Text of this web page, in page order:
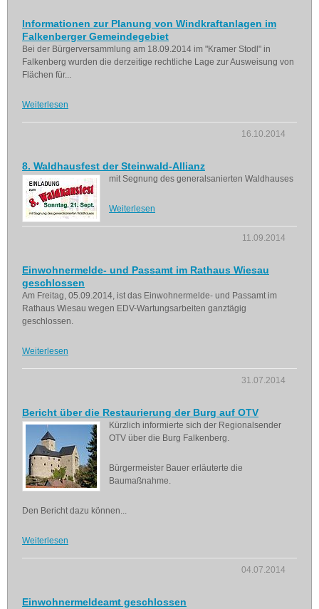
Informationen zur Planung von Windkraftanlagen im
Falkenberger Gemeindegebiet
Bei der Bürgerversammlung am 18.09.2014 im "Kramer Stodl" in
Falkenberg wurden die derzeitige rechtliche Lage zur Ausweisung von
Flächen für...
Weiterlesen
16.10.2014
8. Waldhausfest der Steinwald-Allianz
mit Segnung des generalsanierten Waldhauses
Weiterlesen
11.09.2014
Einwohnermelde- und Passamt im Rathaus Wiesau
geschlossen
Am Freitag, 05.09.2014, ist das Einwohnermelde- und Passamt im
Rathaus Wiesau wegen EDV-Wartungsarbeiten ganztägig
geschlossen.
Weiterlesen
31.07.2014
Bericht über die Restaurierung der Burg auf OTV
Kürzlich informierte sich der Regionalsender
OTV über die Burg Falkenberg.
Bürgermeister Bauer erläuterte die
Baumaßnahme.
Den Bericht dazu können...
Weiterlesen
04.07.2014
Einwohnermeldeamt geschlossen